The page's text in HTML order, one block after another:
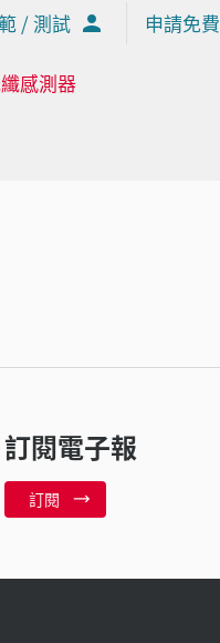
/ 測試 申請免
感測器
訂閱電子報
訂閱